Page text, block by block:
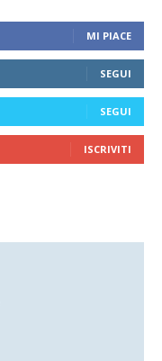
MI PIACE
SEGUI
SEGUI
ISCRIVITI